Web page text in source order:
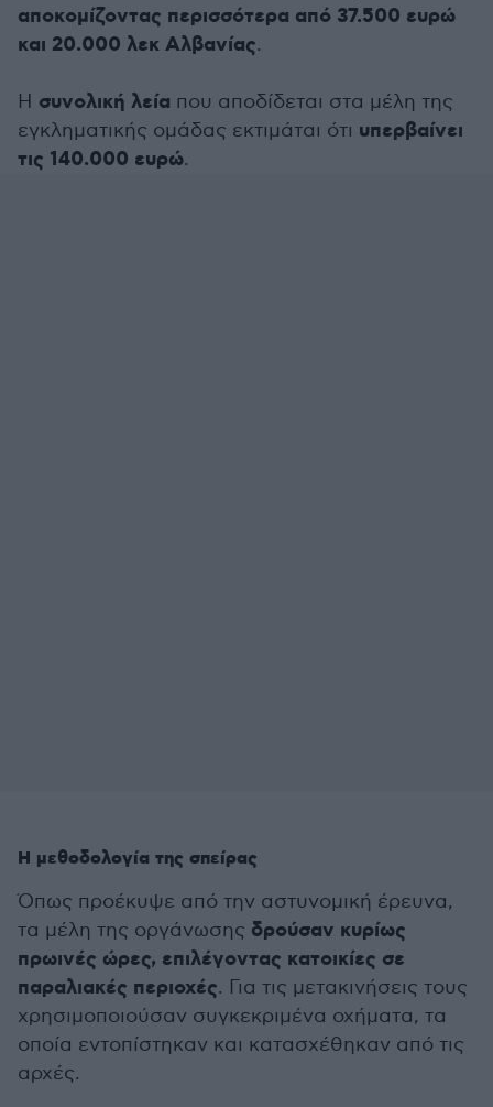
αποκομίζοντας περισσότερα από 37.500 ευρώ
και 20.000 λεκ Αλβανίας.
Η συνολική λεία που αποδίδεται στα μέλη της
εγκληματικής ομάδας εκτιμάται ότι υπερβαίνει
τις 140.000 ευρώ.
Η μεθοδολογία της σπείρας
Όπως προέκυψε από την αστυνομική έρευνα,
τα μέλη της οργάνωσης δρούσαν κυρίως
πρωινές ώρες, επιλέγοντας κατοικίες σε
παραλιακές περιοχές. Για τις μετακινήσεις τους
χρησιμοποιούσαν συγκεκριμένα οχήματα, τα
οποία εντοπίστηκαν και κατασχέθηκαν από τις
αρχές.